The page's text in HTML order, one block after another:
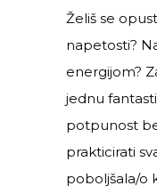
Želiš se
napetosti?
energijom?
jednu
potpunost
prakticirati
poboljšala/o